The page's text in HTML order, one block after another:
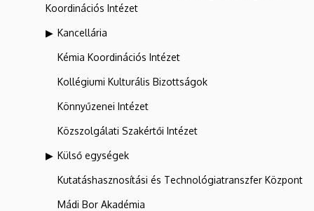
Koordinációs Intézet
Kancellária
Kémia Koordinációs Intézet
Kollégiumi Kulturális Bizottságok
Könnyűzenei Intézet
Közszolgálati Szakértői Intézet
Külső egységek
Kutatáshasznosítási és Technológiatranszfer Központ
Mádi Bor Akadémia